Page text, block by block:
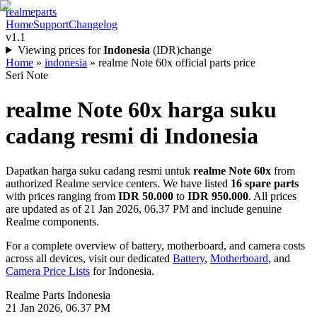
realmeparts
HomeSupportChangelog
v1.1
Viewing prices for Indonesia (IDR)change
Home » indonesia » realme Note 60x official parts price
Seri Note
realme Note 60x harga suku
cadang resmi di Indonesia
Dapatkan harga suku cadang resmi untuk realme Note 60x from
authorized Realme service centers. We have listed 16 spare parts
with prices ranging from IDR 50.000 to IDR 950.000. All prices
are updated as of 21 Jan 2026, 06.37 PM and include genuine
Realme components.
For a complete overview of battery, motherboard, and camera costs
across all devices, visit our dedicated Battery, Motherboard, and
Camera Price Lists forIndonesia.
Realme Parts Indonesia
21 Jan 2026, 06.37 PM